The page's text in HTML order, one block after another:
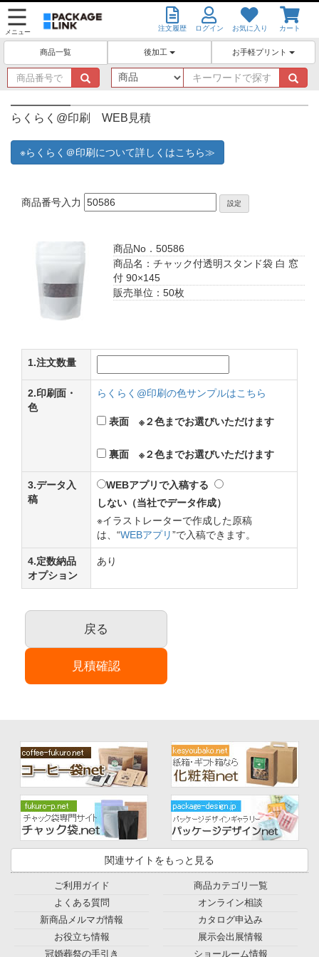
メニュー 注文履歴 ログイン お気に入り カート
商品一覧 後加工 お手軽プリント
商
品
番
号
す
キ
ー
ワ
らくらく@印刷 WEB見積
※らくらく＠印刷について詳しくはこちら≫
商品番号入力 設定
商品No．50586
商品名：チャック付透明スタンド袋 白 窓
付 90×145
販売単位：50枚
1.注文数量
2.印刷面・
色
らくらく@印刷の色サンプルはこちら
表面 ※２色までお選びいただけます
裏面 ※２色までお選びいただけます
3.データ入
稿
WEBアプリで入稿する
しない（当社でデータ作成）
※イラストレーターで作成した原稿
は、“WEBアプリ”で入稿できます。
4.定数納品
オプション
あり
戻る
見積確認
関連サイトをもっと見る
ご利用ガイド
よくある質問
新商品メルマガ情報
お役立ち情報
冠婚葬祭の手引き
商品カテゴリ一覧
オンライン相談
カタログ申込み
展示会出展情報
ショールーム情報